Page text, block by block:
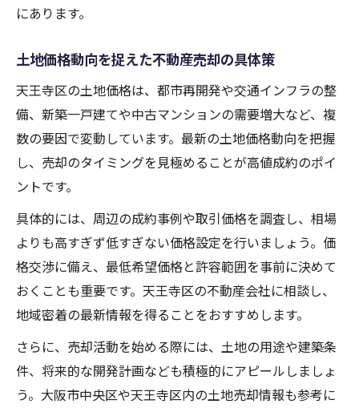
にあります。
土地価格動向を捉えた不動産売却の具体策
天王寺区の土地価格は、都市再開発や交通インフラの整
備、新築一戸建てや中古マンションの需要増大など、複
数の要因で変動しています。最新の土地価格動向を把握
し、売却のタイミングを見極めることが高値成約のポイ
ントです。
具体的には、周辺の成約事例や取引価格を調査し、相場
よりも高すぎず低すぎない価格設定を行いましょう。価
格交渉に備え、最低希望価格と許容範囲を事前に決めて
おくことも重要です。天王寺区の不動産会社に相談し、
地域密着の最新情報を得ることをおすすめします。
さらに、売却活動を始める際には、土地の用途や建築条
件、将来的な開発計画なども積極的にアピールしましょ
う。大阪市中央区や天王寺区内の土地売却情報も参考に